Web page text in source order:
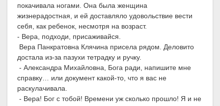
покачивала ногами. Она была женщина
жизнерадостная, и ей доставляло удовольствие вести
себя, как ребенок, несмотря на возраст.
- Вера, подходи, присаживайся.
Вера Панкратовна Клячина присела рядом. Деловито
достала из-за пазухи тетрадку и ручку.
- Александра Михайловна, Бога ради, напишите мне
справку… или документ какой-то, что я вас не
раскулачивала.
- Вера! Бог с тобой! Времени уж сколько прошло! Я и не